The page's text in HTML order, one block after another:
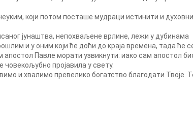
који потом посташе мудраци истинити и духовни
јунаштва, непохваљене врлине, лежи у дубинама
и у оним који ће доћи до краја времена, тада ће
Павле морати узвикнути: иако сам апостол
човекољубно пројавила у свету.
и хвалимо превелико богатство благодати Твоје.